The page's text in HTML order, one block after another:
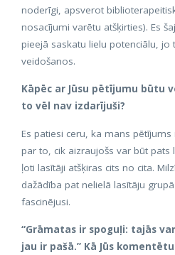
noderīgi, apsverot
nosacījumi varētu atšķirties). Es
pieejā saskatu lielu potenciālu, jo
veidošanos.
Kāpēc ar Jūsu pētījumu būtu
to vēl nav izdarījuši?
Es patiesi ceru, ka mans
par to, cik aizraujošs var būt pats
ļoti lasītāji atšķiras cits no cita.
dažādība pat nelielā lasītāju
fascinējusi.
“Grāmatas ir spoguļi: tajās
jau ir pašā.” Kā Jūs